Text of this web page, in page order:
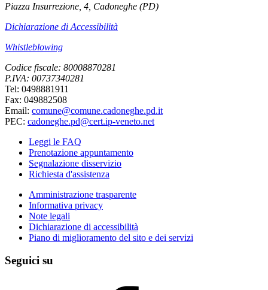
Piazza Insurrezione, 4, Cadoneghe (PD)
Dichiarazione di Accessibilità
Whistleblowing
Codice fiscale: 80008870281
P.IVA: 00737340281
Tel: 0498881911
Fax: 049882508
Email: comune@comune.cadoneghe.pd.it
PEC: cadoneghe.pd@cert.ip-veneto.net
Leggi le FAQ
Prenotazione appuntamento
Segnalazione disservizio
Richiesta d'assistenza
Amministrazione trasparente
Informativa privacy
Note legali
Dichiarazione di accessibilità
Piano di miglioramento del sito e dei servizi
Seguici su